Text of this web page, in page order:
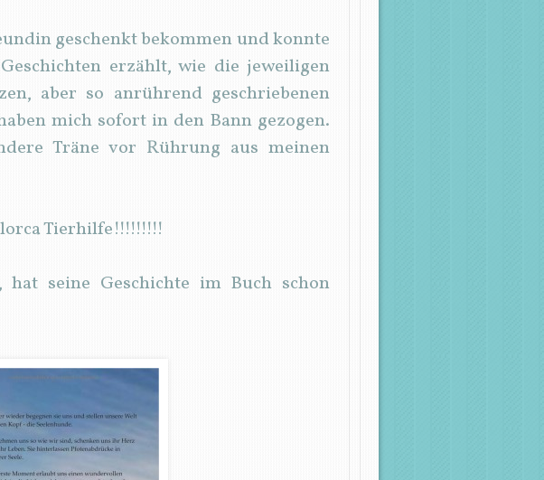
geschenkt bekommen und konnte
erzählt, wie die jeweiligen
aber so anrührend geschriebenen
mich sofort in den Bann gezogen.
Träne vor Rührung aus meinen
Tierhilfe!!!!!!!!!
seine Geschichte im Buch schon